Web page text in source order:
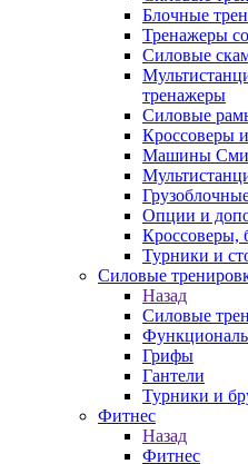
Блочные
Тренажеры
Силовые
тренажеры
Силовые
Кроссоверы
Машины
Опции и
Кроссоверы,
Турники и
Силовые
Назад
Силовые
Грифы
Гантели
Турники и
Фитнес
Назад
Фитнес